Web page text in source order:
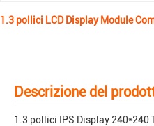
1.3 pollici LCD Display Module
Descrizione del
1.3 pollici IPS Display 240*240